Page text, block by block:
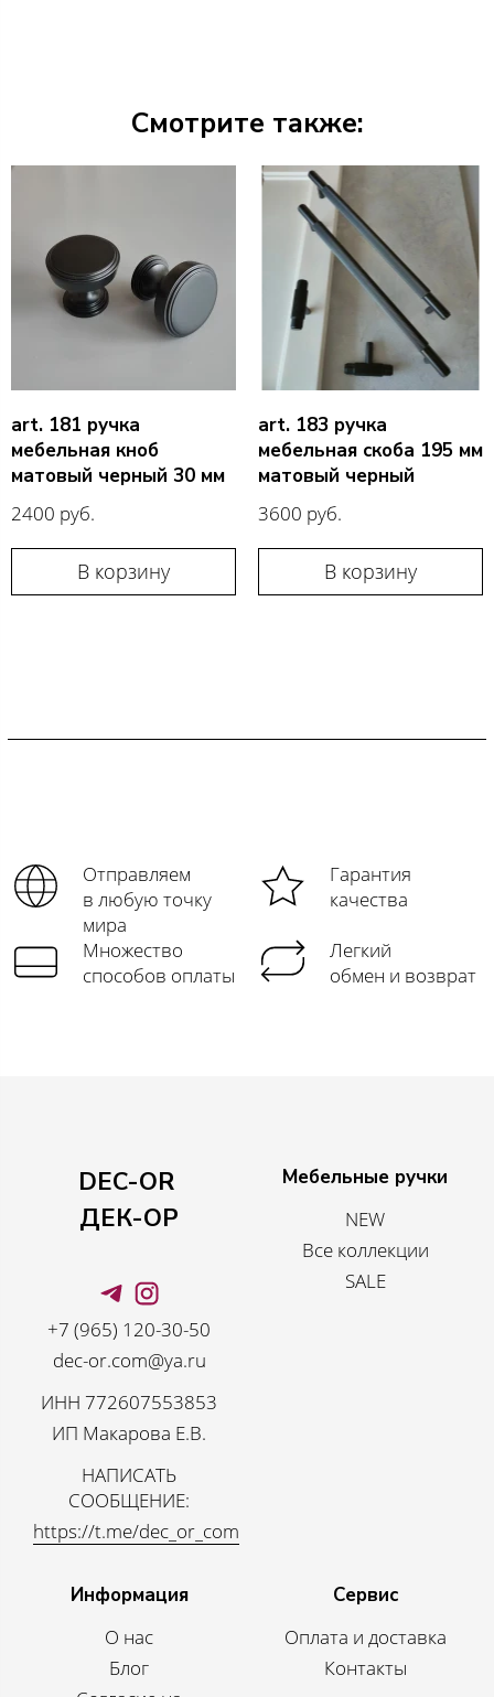
Смотрите также:
art. 181 ручка
мебельная кноб
матовый черный 30 мм
2400 руб.
В корзину
art. 183 ручка
мебельная скоба 195 мм
матовый черный
3600 руб.
В корзину
Отправляем
в любую точку
мира
Гарантия
качества
Множество
способов оплаты
Легкий
обмен и возврат
DEC-OR
ДЕК-ОР
+7 (965) 120-30-50
dec-or.com@ya.ru
ИНН 772607553853
ИП Макарова Е.В.
НАПИСАТЬ
СООБЩЕНИЕ:
https://t.me/dec_or_com
Мебельные ручки
NEW
Все коллекции
SALE
Информация
О нас
Блог
Сервис
Оплата и доставка
Контакты